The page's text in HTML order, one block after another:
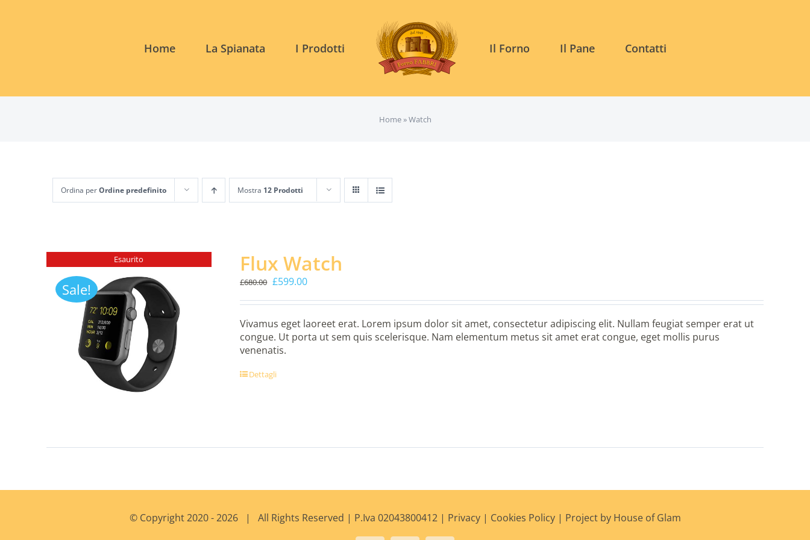
Home La Spianata I Prodotti Il Forno Il Pane Contatti
Home»Watch
Ordina perOrdine predefinito Mostra 12 Prodotti
Esaurito
Sale!
Flux Watch
£680.00 Il
originale
era:
£680.00.
£599.00Il
attuale
è:
£599.00.
Vivamus eget laoreet erat. Lorem ipsum dolor sit amet, consectetur adipiscing elit. Nullam feugiat semper erat ut
congue. Ut porta ut sem quis scelerisque. Nam elementum metus sit amet erat congue, eget mollis purus
venenatis.
Dettagli
© Copyright 2020 -2026 | All Rights Reserved | P.Iva 02043800412 | Privacy| Cookies Policy| Project by House of Glam